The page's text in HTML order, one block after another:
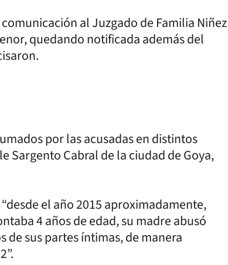
al Juzgado de Familia Niñez
quedando notificada además del
por las acusadas en distintos
Sargento Cabral de la ciudad de Goya,
el año 2015 aproximadamente,
4 años de edad, su madre abusó
sus partes íntimas, de manera